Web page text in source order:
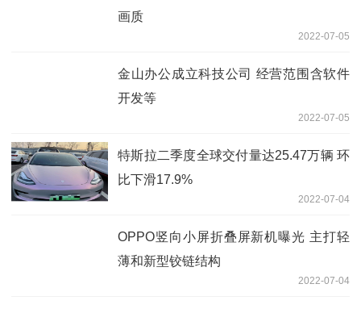
画质
2022-07-05
金山办公成立科技公司 经营范围含软件
开发等
2022-07-05
特斯拉二季度全球交付量达25.47万辆 环
比下滑17.9%
2022-07-04
OPPO竖向小屏折叠屏新机曝光 主打轻
薄和新型铰链结构
2022-07-04